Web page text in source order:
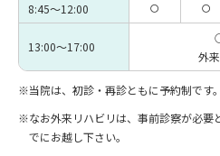
8:45～12:00
〇 〇
13:00～17:00
外
※当院は、初診・再診ともに予約制です。
※なお外来リハビリは、事前診察が必要
でにお越し下さい。